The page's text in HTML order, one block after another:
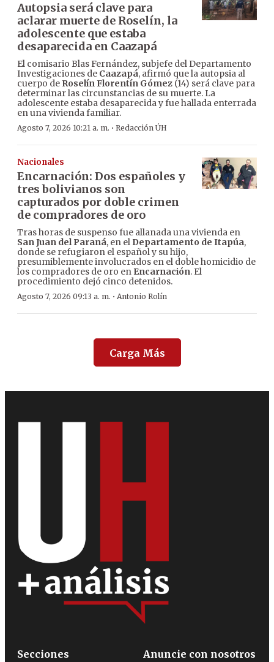
Autopsia será clave para
aclarar muerte de Roselín, la
adolescente que estaba
desaparecida en Caazapá
El comisario Blas Fernández, subjefe del Departamento
Investigaciones de Caazapá, afirmó que la autopsia al
cuerpo de Roselín Florentín Gómez (14) será clave para
determinar las circunstancias de su muerte. La
adolescente estaba desaparecida y fue hallada enterrada
en una vivienda familiar.
Agosto 7, 2026 10:21 a. m. · Redacción ÚH
Nacionales
Encarnación: Dos españoles y
tres bolivianos son
capturados por doble crimen
de compradores de oro
Tras horas de suspenso fue allanada una vivienda en
San Juan del Paraná, en el Departamento de Itapúa,
donde se refugiaron el español y su hijo,
presumiblemente involucrados en el doble homicidio de
los compradores de oro en Encarnación. El
procedimiento dejó cinco detenidos.
Agosto 7, 2026 09:13 a. m. · Antonio Rolín
Carga Más
Secciones
Anuncie con nosotros